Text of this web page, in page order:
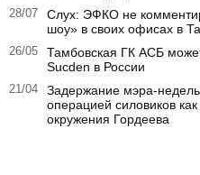
28/07
Слух: ЭФКО не
шоу» в своих офисах в
26/05
Тамбовская ГК АСБ
Sucden в России
21/04
Задержание мэра-
операцией силовиков
окружения Гордеева